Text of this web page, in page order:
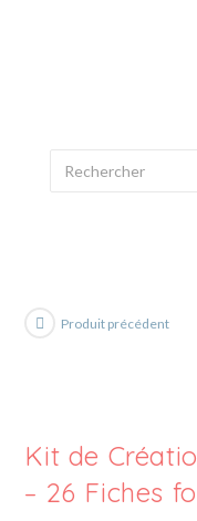
Produit précédent
Kit de
– 26 Fiches